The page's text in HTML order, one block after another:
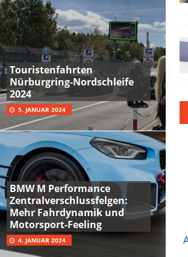
Touristenfahrten
Nürburgring-Nordschleife
2024
5. JANUAR 2024
BMW M Performance
Zentralverschlussfelgen:
Mehr Fahrdynamik und
Motorsport-Feeling
4. JANUAR 2024